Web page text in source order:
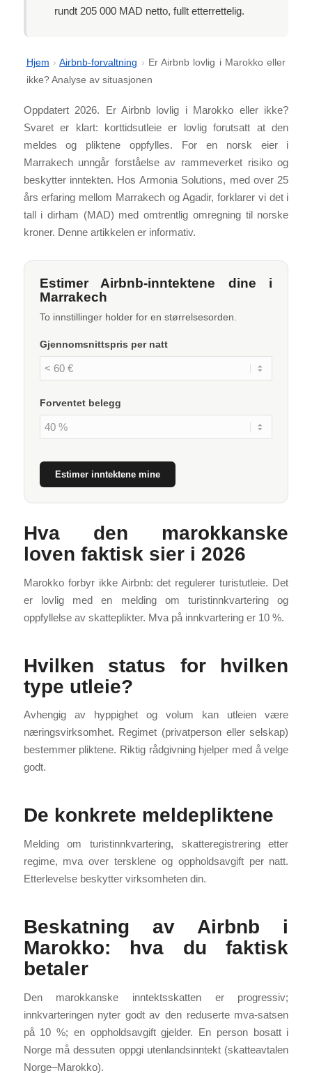
rundt 205 000 MAD netto, fullt etterrettelig.
Hjem › Airbnb-forvaltning › Er Airbnb lovlig i Marokko eller
ikke? Analyse av situasjonen
Oppdatert 2026. Er Airbnb lovlig i Marokko eller ikke?
Svaret er klart: korttidsutleie er lovlig forutsatt at den
meldes og pliktene oppfylles. For en norsk eier i
Marrakech unngår forståelse av rammeverket risiko og
beskytter inntekten. Hos Armonia Solutions, med over 25
års erfaring mellom Marrakech og Agadir, forklarer vi det i
tall i dirham (MAD) med omtrentlig omregning til norske
kroner. Denne artikkelen er informativ.
Estimer Airbnb-inntektene dine i
Marrakech
To innstillinger holder for en størrelsesorden.
Gjennomsnittspris per natt
Forventet belegg
Estimer inntektene mine
Hva den marokkanske
loven faktisk sier i 2026
Marokko forbyr ikke Airbnb: det regulerer turistutleie. Det
er lovlig med en melding om turistinnkvartering og
oppfyllelse av skatteplikter. Mva på innkvartering er 10 %.
Hvilken status for hvilken
type utleie?
Avhengig av hyppighet og volum kan utleien være
næringsvirksomhet. Regimet (privatperson eller selskap)
bestemmer pliktene. Riktig rådgivning hjelper med å velge
godt.
De konkrete meldepliktene
Melding om turistinnkvartering, skatteregistrering etter
regime, mva over tersklene og oppholdsavgift per natt.
Etterlevelse beskytter virksomheten din.
Beskatning av Airbnb i
Marokko: hva du faktisk
betaler
Den marokkanske inntektsskatten er progressiv;
innkvarteringen nyter godt av den reduserte mva-satsen
på 10 %; en oppholdsavgift gjelder. En person bosatt i
Norge må dessuten oppgi utenlandsinntekt (skatteavtalen
Norge–Marokko).